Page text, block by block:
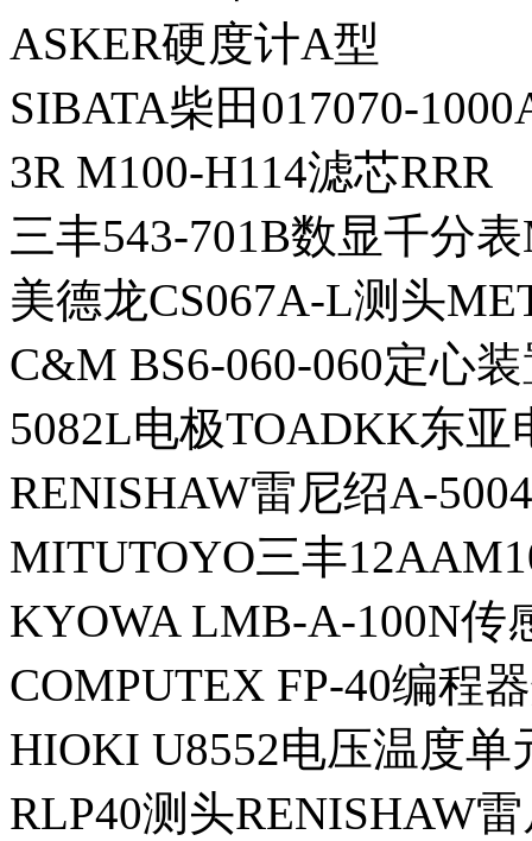
ASKER硬度计A型
SIBATA柴田017070-
3R M100-H114滤芯RRR
三丰543-701B数显千分
美德龙CS067A-L测头
C&M BS6-060-060定心
5082L电极TOADKK东亚
RENISHAW雷尼绍A-
MITUTOYO三丰
KYOWA LMB-A-100N传
COMPUTEX FP-40编程
HIOKI U8552电压温度单
RLP40测头RENISHAW